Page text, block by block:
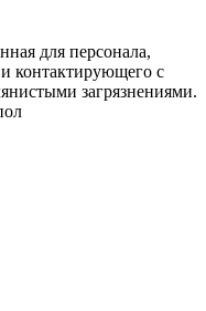
для персонала,
контактирующего с
загрязнениями.